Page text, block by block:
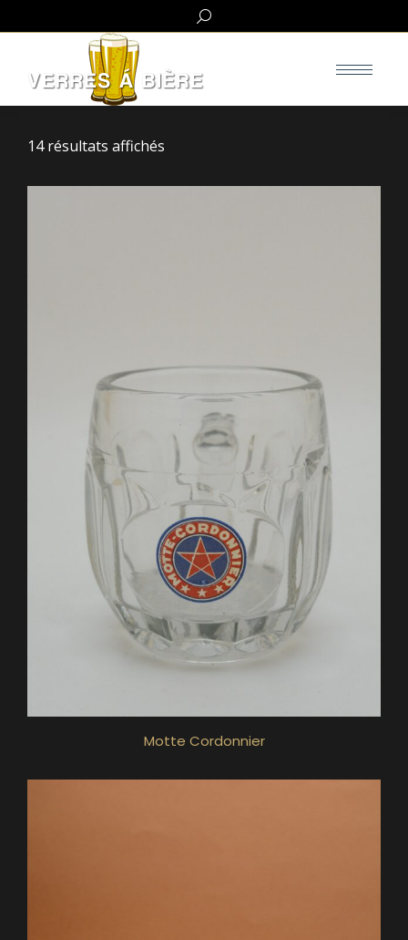
Search:
14 résultats affichés
Motte Cordonnier